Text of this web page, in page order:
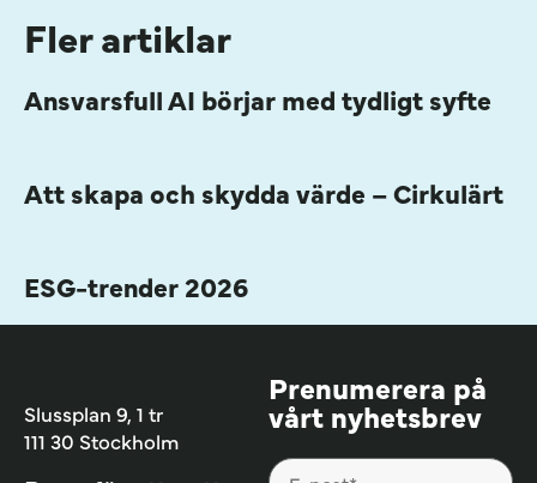
Fler artiklar
Ansvarsfull AI börjar med tydligt syfte
Att skapa och skydda värde – Cirkulärt
ESG-trender 2026
Slussplan 9, 1 tr
111 30 Stockholm
Prenumerera på
vårt nyhetsbrev